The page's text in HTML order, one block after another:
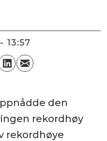
13:57
den
rekordhøy
rekordhøye